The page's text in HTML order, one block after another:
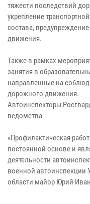
тяжести последствий
укрепление
состава,
движения.
Также в рамках
занятия в
направленные на
дорожного движения.
Автоинспекторы
ведомства
«Профилактическая
постоянной основе и
деятельности
военной автоинспекции
области майор Юрий